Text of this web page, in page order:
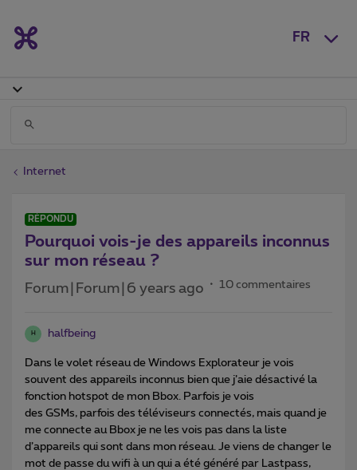
FR
Internet
RÉPONDU
Pourquoi vois-je des appareils inconnus
sur mon réseau ?
Forum|Forum|6 years ago 10 commentaires
H halfbeing
Dans le volet réseau de Windows Explorateur je vois
souvent des appareils inconnus bien que j’aie désactivé la
fonction hotspot de mon Bbox. Parfois je vois
des GSMs, parfois des téléviseurs connectés, mais quand je
me connecte au Bbox je ne les vois pas dans la liste
d’appareils qui sont dans mon réseau. Je viens de changer le
mot de passe du wifi à un qui a été généré par Lastpass,